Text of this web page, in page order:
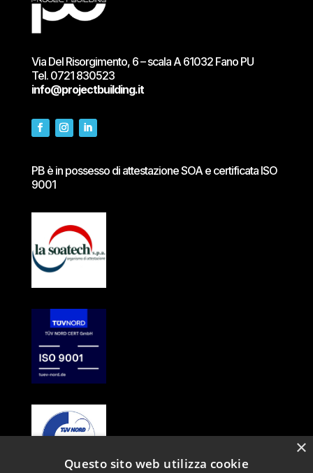
Via Del Risorgimento, 6 – scala A 61032 Fano PU
Tel. 0721 830523
info@projectbuilding.it
PB è in possesso di attestazione SOA e certificata ISO
9001
×
Questo sito web utilizza cookie